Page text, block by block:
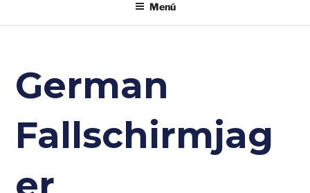
Menú
German
Fallschirmjag